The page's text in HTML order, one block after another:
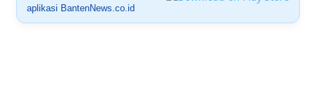
aplikasi BantenNews.co.id